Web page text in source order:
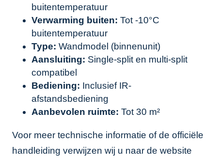
buitentemperatuur
Verwarming buiten: Tot -10°C
buitentemperatuur
Type: Wandmodel (binnenunit)
Aansluiting: Single-split en multi-split
compatibel
Bediening: Inclusief IR-
afstandsbediening
Aanbevolen ruimte: Tot 30 m²
Voor meer technische informatie of de officiële
handleiding verwijzen wij u naar de website